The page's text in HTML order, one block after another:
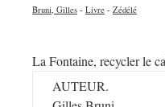
Bruni, Gilles - Livre - Zédélé
La Fontaine, recycler le
AUTEUR.